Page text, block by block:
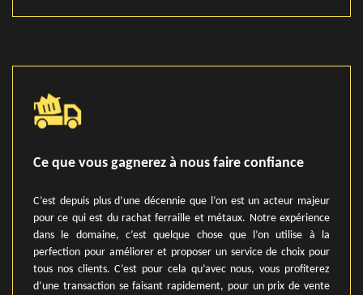
Ce que vous gagnerez à nous faire confiance
C’est depuis plus d’une décennie que l’on est un acteur majeur
pour ce qui est du rachat ferraille et métaux. Notre expérience
dans le domaine, c’est quelque chose que l’on utilise à la
perfection pour améliorer et proposer un service de choix pour
tous nos clients. C’est pour cela qu’avec nous, vous profiterez
d’une transaction se faisant rapidement, pour un prix de vente